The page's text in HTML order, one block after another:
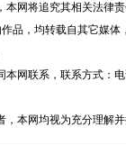
本网将追究其相关法律
，均转载自其它媒体
联系，联系方式：电
本网均视为充分理解并